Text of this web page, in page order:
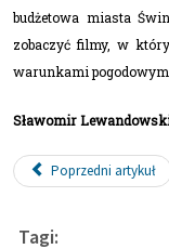
budżetowa miasta
zobaczyć filmy, w
warunkami
Sławomir
Poprzedni artykuł
Tagi: